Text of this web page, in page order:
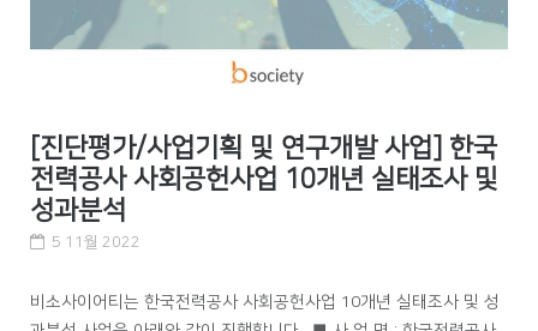
[진단평가/사업기획 및 연구개발 사업] 한국
전력공사 사회공헌사업 10개년 실태조사 및
성과분석
5 11월 2022
비소사이어티는 한국전력공사 사회공헌사업 10개년 실태조사 및 성